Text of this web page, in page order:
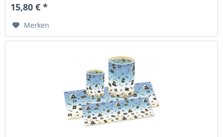
15,80 € *
Merken